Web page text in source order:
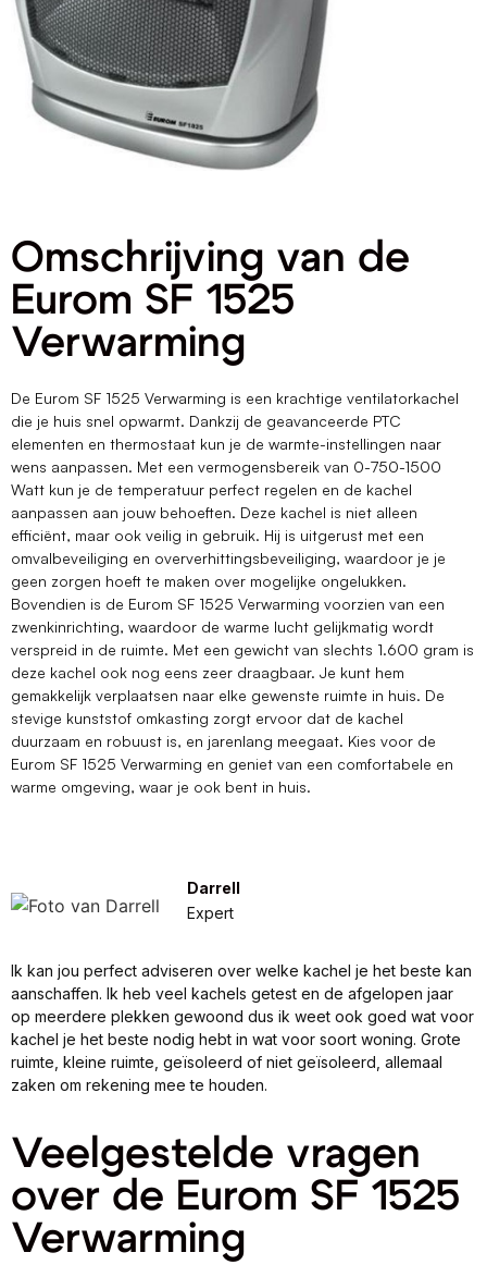
Omschrijving van de
Eurom SF 1525
Verwarming
De Eurom SF 1525 Verwarming is een krachtige ventilatorkachel
die je huis snel opwarmt. Dankzij de geavanceerde PTC
elementen en thermostaat kun je de warmte-instellingen naar
wens aanpassen. Met een vermogensbereik van 0-750-1500
Watt kun je de temperatuur perfect regelen en de kachel
aanpassen aan jouw behoeften. Deze kachel is niet alleen
efficiënt, maar ook veilig in gebruik. Hij is uitgerust met een
omvalbeveiliging en oververhittingsbeveiliging, waardoor je je
geen zorgen hoeft te maken over mogelijke ongelukken.
Bovendien is de Eurom SF 1525 Verwarming voorzien van een
zwenkinrichting, waardoor de warme lucht gelijkmatig wordt
verspreid in de ruimte. Met een gewicht van slechts 1.600 gram is
deze kachel ook nog eens zeer draagbaar. Je kunt hem
gemakkelijk verplaatsen naar elke gewenste ruimte in huis. De
stevige kunststof omkasting zorgt ervoor dat de kachel
duurzaam en robuust is, en jarenlang meegaat. Kies voor de
Eurom SF 1525 Verwarming en geniet van een comfortabele en
warme omgeving, waar je ook bent in huis.
Darrell
Expert
Ik kan jou perfect adviseren over welke kachel je het beste kan
aanschaffen. Ik heb veel kachels getest en de afgelopen jaar
op meerdere plekken gewoond dus ik weet ook goed wat voor
kachel je het beste nodig hebt in wat voor soort woning. Grote
ruimte, kleine ruimte, geïsoleerd of niet geïsoleerd, allemaal
zaken om rekening mee te houden.
Veelgestelde vragen
over de Eurom SF 1525
Verwarming